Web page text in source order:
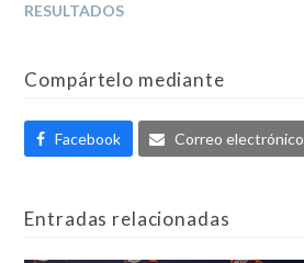
RESULTADOS
Compártelo mediante
Facebook Correo electrónico
Entradas relacionadas